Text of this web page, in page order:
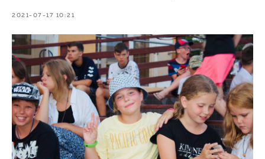
2021-07-17 10:21